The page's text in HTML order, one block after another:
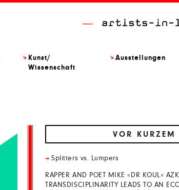
Kunst/
Wissenschaft
Ausstellungen
VOR KURZEM
Splitters vs. Lumpers
RAPPER AND POET MIKE «DR KOUL»
TRANSDISCIPLINARITY LEADS TO AN